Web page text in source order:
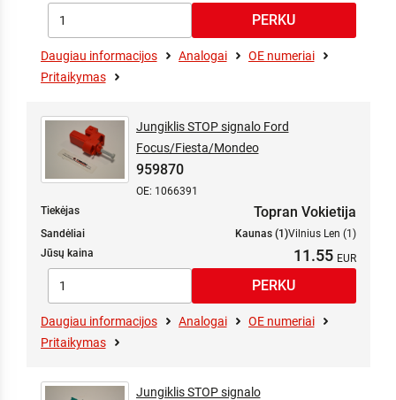
Daugiau informacijos Analogai
OE numeriai
Pritaikymas
Jungiklis STOP signalo Ford
Focus/Fiesta/Mondeo
959870
OE: 1066391
Tiekėjas
Topran Vokietija
Sandėliai Kaunas (1)Vilnius Len (1)
Jūsų kaina
11.55
Daugiau informacijos Analogai
OE numeriai
Pritaikymas
Jungiklis STOP signalo